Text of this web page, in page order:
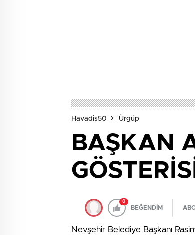
Havadis50 Ürgüp
BAŞKAN
0
BEĞENDİM
Nevşehir Belediye Başkanı